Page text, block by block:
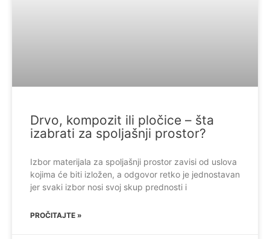
Drvo, kompozit ili pločice – šta
izabrati za spoljašnji prostor?
Izbor materijala za spoljašnji prostor zavisi od uslova
kojima će biti izložen, a odgovor retko je jednostavan
jer svaki izbor nosi svoj skup prednosti i
PROČITAJTE »